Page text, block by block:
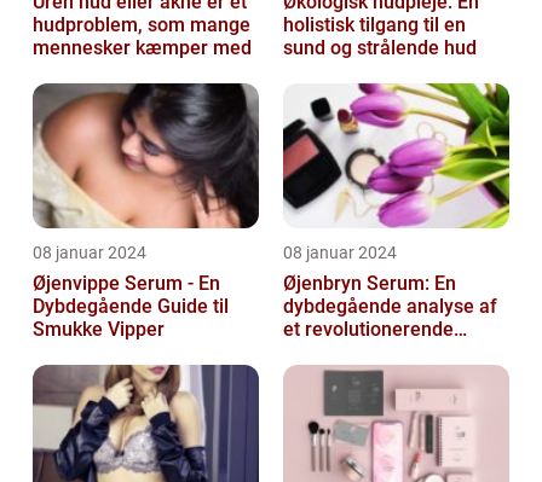
hudproblem, som mange
mennesker kæmper med
holistisk tilgang til en
sund og strålende hud
08 januar 2024
Øjenvippe Serum - En
Dybdegående Guide til
Smukke Vipper
08 januar 2024
Øjenbryn Serum: En
dybdegående analyse af
et revolutionerende